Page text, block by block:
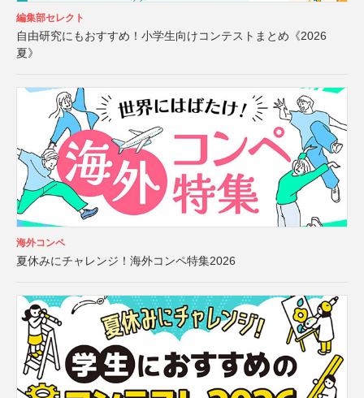
編集部セレクト
自由研究にもおすすめ！小学生向けコンテストまとめ《2026
夏》
海外コンペ
夏休みにチャレンジ！海外コンペ特集2026